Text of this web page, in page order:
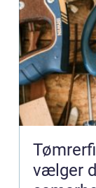
vælger